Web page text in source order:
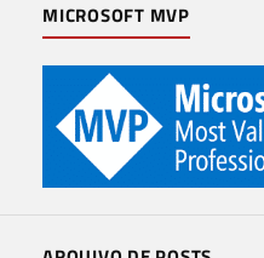
MICROSOFT MVP